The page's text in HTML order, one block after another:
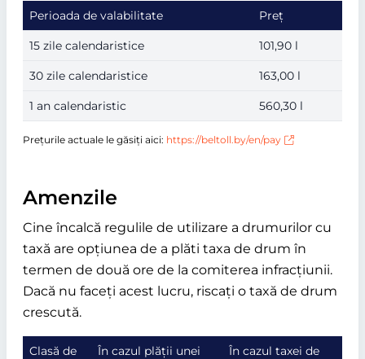
Perioada de valabilitate Preț
15 zile calendaristice 101,90 l
30 zile calendaristice 163,00 l
1 an calendaristic 560,30 l
Prețurile actuale le găsiți aici: https://beltoll.by/en/pay
Amenzile
Cine încalcă regulile de utilizare a drumurilor cu
taxă are opțiunea de a plăti taxa de drum în
termen de două ore de la comiterea infracțiunii.
Dacă nu faceți acest lucru, riscați o taxă de drum
crescută.
Clasă de
În cazul plății unei
În cazul taxei de